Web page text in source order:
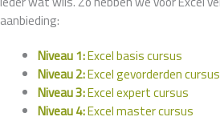
aanbieding:
Niveau 1:Excel basis cursus
Niveau 2:Excel gevorderden cursus
Niveau 3:Excel expert cursus
Niveau 4:Excel master cursus